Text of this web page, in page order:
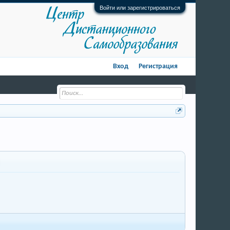
Войти или зарегистрироваться
Вход Регистрация